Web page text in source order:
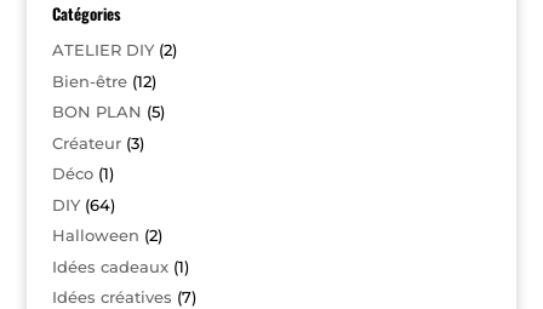
Catégories
ATELIER DIY(2)
Bien-être(12)
BON PLAN (5)
Créateur(3)
Déco(1)
DIY(64)
Halloween (2)
Idées cadeaux(1)
Idées créatives (7)